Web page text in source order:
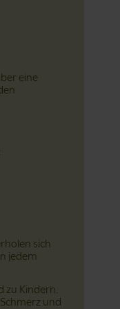
eine
sich
jedem
zu Kindern.
und